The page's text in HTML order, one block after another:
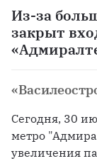
Из-за
закрыт
Сегодня, 30
метро
увеличения